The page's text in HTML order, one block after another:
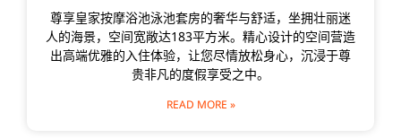
尊享皇家按摩浴池泳池套房的奢华与舒适，坐拥壮丽迷
人的海景，空间宽敞达183平方米。精心设计的空间营造
出高端优雅的入住体验，让您尽情放松身心，沉浸于尊
贵非凡的度假享受之中。
READ MORE »